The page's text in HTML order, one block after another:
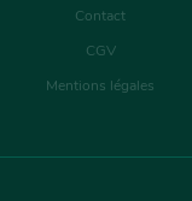
Contact
CGV
Mentions légales